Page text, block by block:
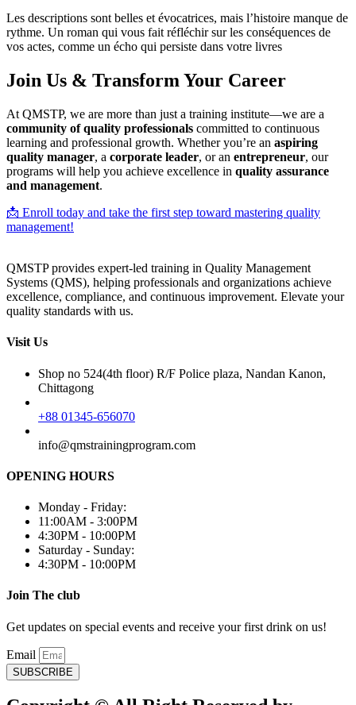
Les descriptions sont belles et évocatrices, mais l’histoire manque de
rythme. Un roman qui vous fait réfléchir sur les conséquences de
vos actes, comme un écho qui persiste dans votre livres
Join Us & Transform Your Career
At QMSTP, we are more than just a training institute—we are a
community of quality professionals committed to continuous
learning and professional growth. Whether you’re an aspiring
quality manager, a corporate leader, or an entrepreneur, our
programs will help you achieve excellence in quality assurance
and management.
📩 Enroll today and take the first step toward mastering quality
management!
QMSTP provides expert-led training in Quality Management
Systems (QMS), helping professionals and organizations achieve
excellence, compliance, and continuous improvement. Elevate your
quality standards with us.
Visit Us
Shop no 524(4th floor) R/F Police plaza, Nandan Kanon,
Chittagong
+88 01345-656070
info@qmstrainingprogram.com
OPENING HOURS
Monday - Friday:
11:00AM - 3:00PM
4:30PM - 10:00PM
Saturday - Sunday:
4:30PM - 10:00PM
Join The club
Get updates on special events and receive your first drink on us!
Email
SUBSCRIBE